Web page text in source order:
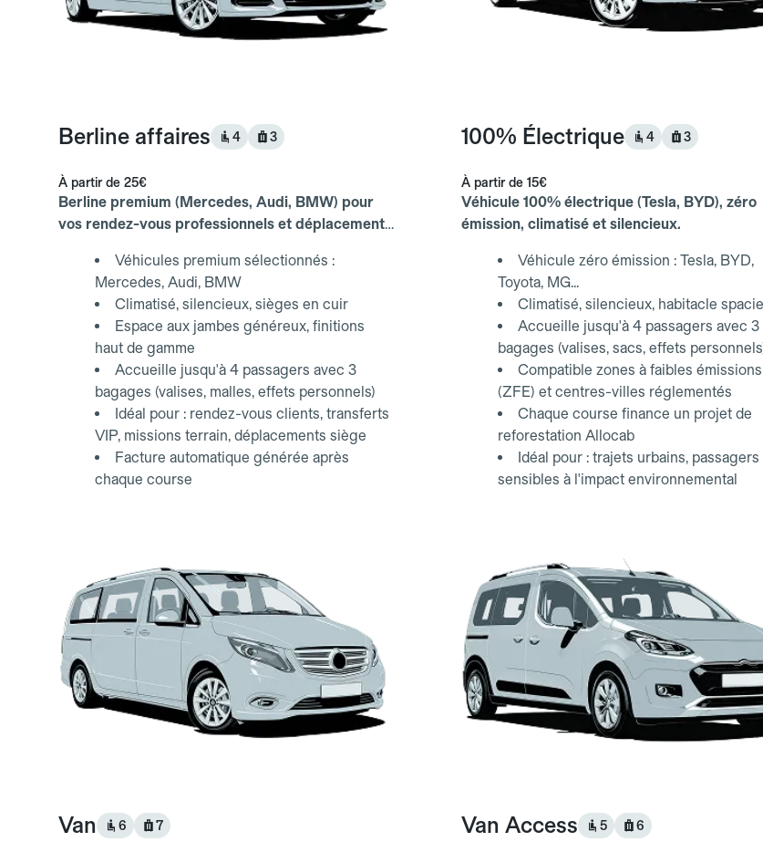
Berline affaires 4 3
À partir de 25€
Berline premium (Mercedes, Audi, BMW) pour
vos rendez-vous professionnels et déplacements
Véhicules premium sélectionnés :
Mercedes, Audi, BMW
Climatisé, silencieux, sièges en cuir
Espace aux jambes généreux, finitions
haut de gamme
Accueille jusqu'à 4 passagers avec 3
bagages (valises, malles, effets personnels)
Idéal pour : rendez-vous clients, transferts
VIP, missions terrain, déplacements siège
Facture automatique générée après
chaque course
100% Électrique 4 3
À partir de 15€
Véhicule 100% électrique (Tesla, BYD), zéro
émission, climatisé et silencieux.
Véhicule zéro émission : Tesla, BYD,
Toyota, MG...
Climatisé, silencieux, habitacle
Accueille jusqu'à 4 passagers avec 3
bagages (valises, sacs, effets
Compatible zones à faibles émissions
(ZFE) et centres-villes réglementés
Chaque course finance un projet de
reforestation Allocab
Idéal pour : trajets urbains, passagers
sensibles à l'impact environnemental
Van 6 7 Van Access 5 6